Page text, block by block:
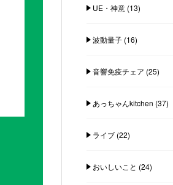
UE・神意(13)
波動量子(16)
音響免疫チェア (25)
あっちゃんkitchen (37)
ライブ(22)
おいしいこと (24)